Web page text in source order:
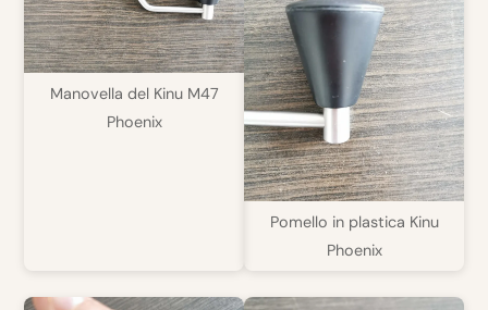
Manovella del Kinu M47
Phoenix
Pomello in plastica Kinu
Phoenix